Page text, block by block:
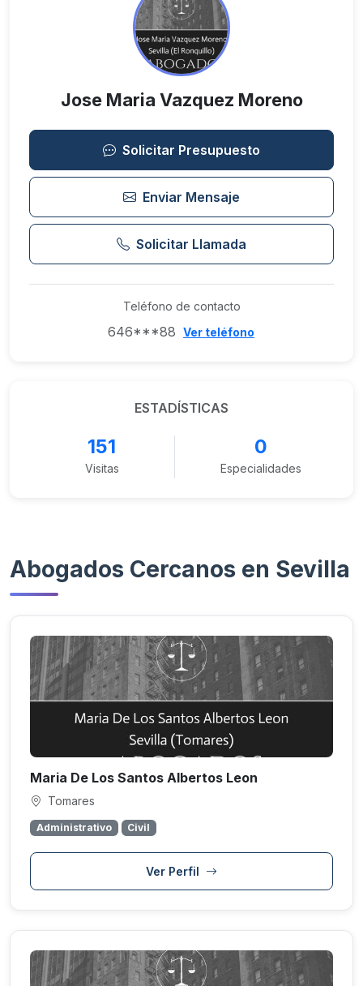
Jose Maria Vazquez Moreno
Solicitar Presupuesto
Enviar Mensaje
Solicitar Llamada
Teléfono de contacto
646***88 Ver teléfono
ESTADÍSTICAS
151
Visitas
0
Especialidades
Abogados Cercanos en Sevilla
Maria De Los Santos Albertos Leon
Tomares
Administrativo Civil
Ver Perfil